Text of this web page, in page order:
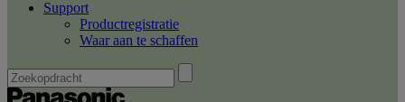
Support
Productregistratie
Waar aan te schaffen